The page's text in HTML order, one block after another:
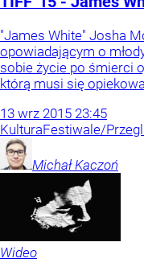
"James White" Josha
opowiadającym o
sobie życie po śmierci
którą musi się
13 wrz 2015 23:45
KulturaFestiwale/
Michał Kaczoń
Wideo